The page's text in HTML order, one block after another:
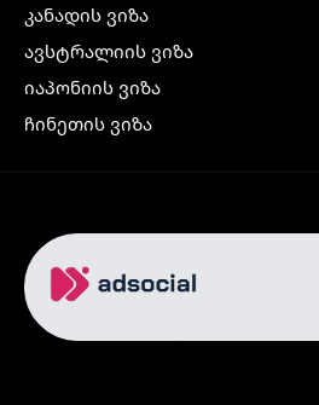
კანადის ვიზა
ავსტრალიის ვიზა
იაპონიის ვიზა
ჩინეთის ვიზა
ჩრდილოეთ ირლანდიის ვიზა
რუსეთის ვიზა
ავიაბილეთები